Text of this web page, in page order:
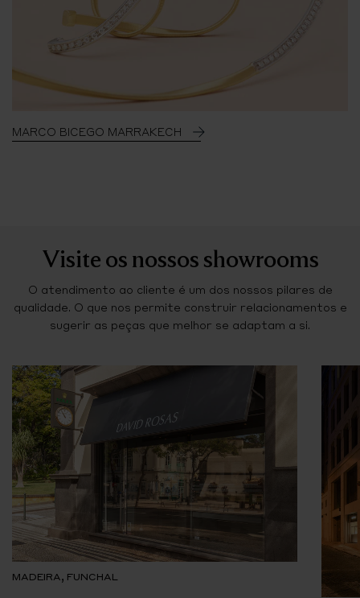
MARCO BICEGO MARRAKECH
Visite os nossos showrooms
O atendimento ao cliente é um dos nossos pilares de
qualidade. O que nos permite construir relacionamentos e
sugerir as peças que melhor se adaptam a si.
MADEIRA, FUNCHAL